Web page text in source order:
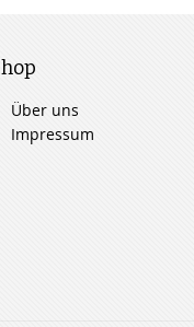
Über uns
Impressum